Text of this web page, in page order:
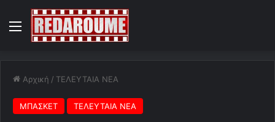
Menu
Αρχική / ΤΕΛΕΥΤΑΙΑ ΝΕΑ
ΜΠΑΣΚΕΤ ΤΕΛΕΥΤΑΙΑ ΝΕΑ